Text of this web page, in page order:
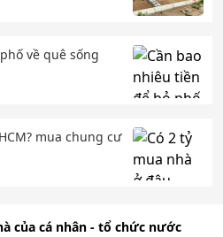
về quê sống
mua chung cư
của cá nhân - tổ chức nước